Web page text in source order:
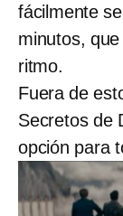
fácilmente
minutos,
ritmo.
Fuera de
Secretos de
opción para